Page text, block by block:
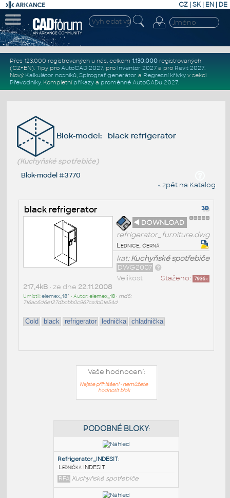
CZ | SK| EN | DE
Přes 123.000 registrovaných u nás, celkem 1.130.000registrovaných
(CZ+EN). Tipy pro AutoCAD 2027, pro Inventor 2027a pro Revit 2027.
Nový Kalkulátor nosníků, Spirograf generátor a Regresní křivkyv sekci
Převodníky. Kompletní příkazya proměnné AutoCADu 2027.
Blok-model: black refrigerator
(Kuchyňské spotřebiče)
Blok-model #3770
« zpět na Katalog
black refrigerator
◄ DOWNLOAD
refrigerator_furniture.dwg
Lednice, černá
kat:Kuchyňské spotřebiče
DWG2007
Staženo: 7936x
Velikost
217,4kB• ze dne 22.11.2008
Umístil:elemex_18^ • Autor:elemex_18• md5:
716ac6d6e127dbcbb0c967ca1b01e54d
Cold black refrigerator lednička chladnička
Vaše hodnocení:
Nejste přihlášeni - nemůžete
hodnotit blok